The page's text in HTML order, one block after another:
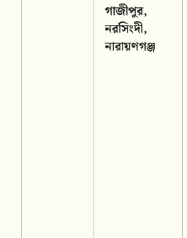
গাজীপুর,
নরসিংদী,
নারায়ণগঞ্জ